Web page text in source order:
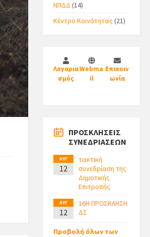
ΝΠΔΔ (14)
Κέντρο Κοινότητας(21)
Λογαρια
σμός
Webma
il
Επικοιν
ωνία
ΠΡΟΣΚΛΗΣΕΙΣ
ΣΥΝΕΔΡΙΑΣΕΩΝ
ΑΥΓ
12
τακτική
συνεδρίαση της
Δημοτικής
Επιτροπής
ΑΥΓ
12
16Η ΠΡΟΣΚΛΗΣΗ
ΔΣ
Προβολή όλων των